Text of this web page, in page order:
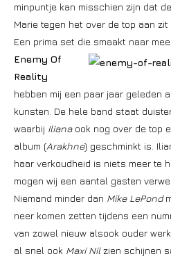
minpuntje kan misschien zijn dat
Marie tegen het over de top aan zit
Een prima set die smaakt naar
Enemy Of
Reality
hebben mij een paar jaar geleden
kunsten. De hele band staat
waarbij Ilianaook nog over de top
album (Arakhne) geschminkt is.
haar verkoudheid is niets meer te
mogen wij een aantal gasten
Niemand minder dan Mike LePond
neer komen zetten tijdens een
van zowel nieuw alsook ouder
al snel ook Maxi Nilzien schijnen